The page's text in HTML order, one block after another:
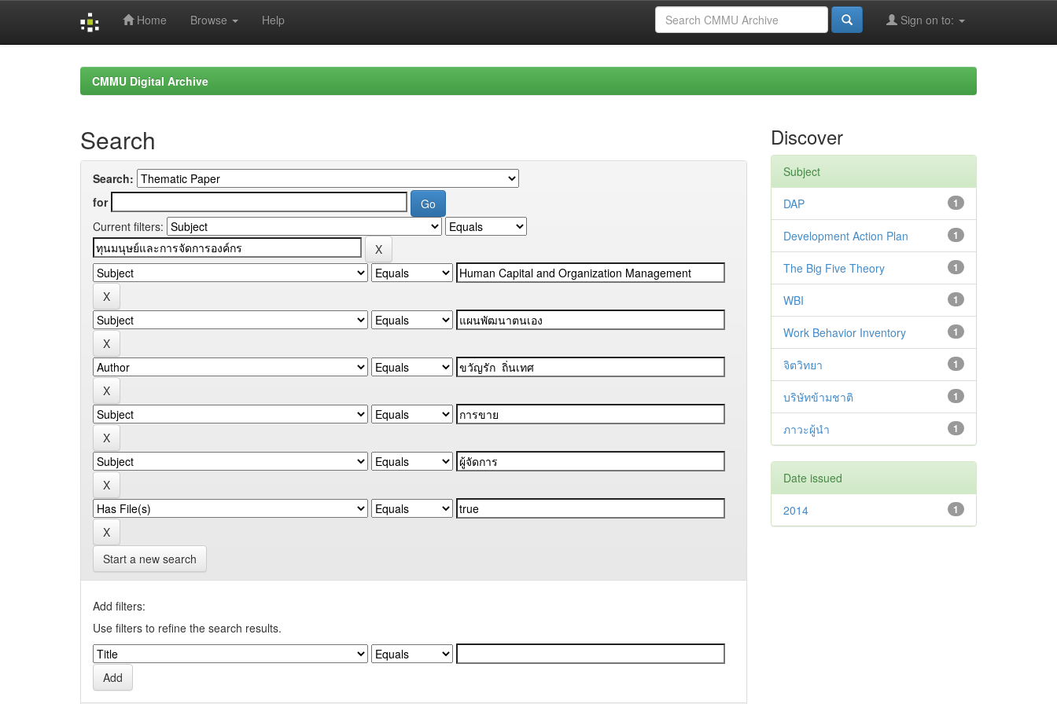
Home Browse Help Sign on to:
CMMU Digital Archive
Search
Search:
for
Current filters:
Start a new search
Add filters:
Use filters to refine the search results.
Discover
Subject
1
DAP
1
Development Action Plan
1
The Big Five Theory
1
WBI
1
Work Behavior Inventory
1
จิตวิทยา
1
บริษัทข้ามชาติ
1
ภาวะผู้นำ
Date issued
1
2014